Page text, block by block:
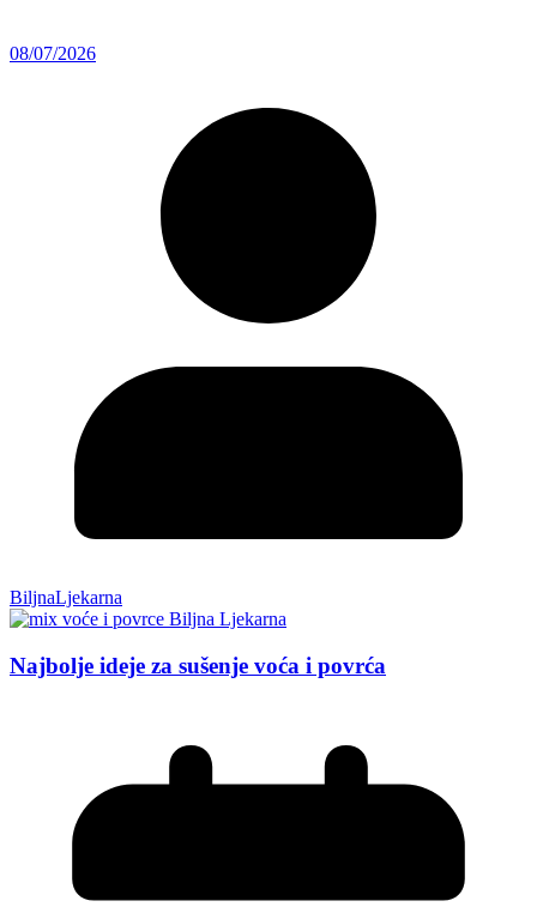
08/07/2026
BiljnaLjekarna
Najbolje ideje za sušenje voća i povrća